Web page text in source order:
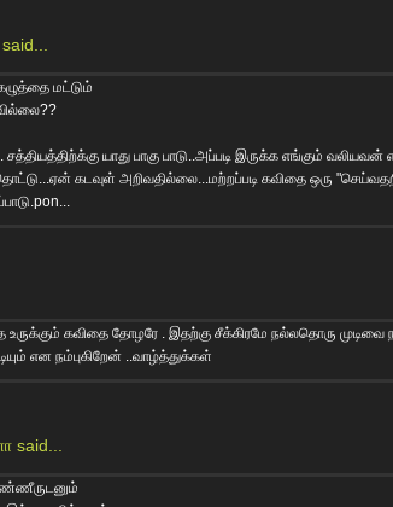
said...
மட்டும்
சத்தியத்திற்க்கு யாது பாகு பாடு..அப்படி இருக்க எங்கும்
கடவுள் அறிவதில்லை...மற்றப்படி கவிதை ஒரு
உருக்கும் கவிதை தோழரே . இதற்கு சீக்கிரமே நல்லதொரு
என நம்புகிறேன் ..வாழ்த்துக்கள்
said...